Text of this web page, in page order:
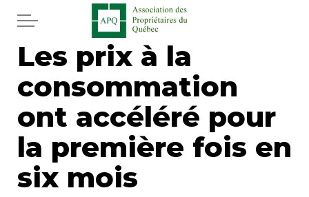
Aller au contenu principal
Accueil
Services
Actualités
Journal
Les prix à la
consommation
ont accéléré pour
la première fois en
six mois